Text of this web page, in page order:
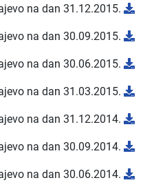
na dan 31.12.2015.
na dan 30.09.2015.
na dan 30.06.2015.
na dan 31.03.2015.
na dan 31.12.2014.
na dan 30.09.2014.
na dan 30.06.2014.